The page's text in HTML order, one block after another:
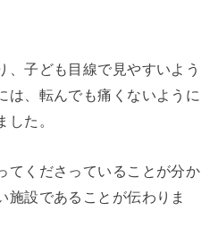
、子ども目線で見やすいよう
は、転んでも痛くないように
た。
てくださっていることが分か
施設であることが伝わりま